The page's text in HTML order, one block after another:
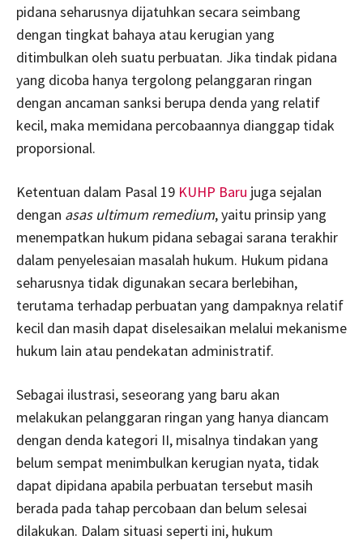
pidana seharusnya dijatuhkan secara seimbang
dengan tingkat bahaya atau kerugian yang
ditimbulkan oleh suatu perbuatan. Jika tindak pidana
yang dicoba hanya tergolong pelanggaran ringan
dengan ancaman sanksi berupa denda yang relatif
kecil, maka memidana percobaannya dianggap tidak
proporsional.
Ketentuan dalam Pasal 19 KUHP Baru juga sejalan
dengan asas ultimum remedium, yaitu prinsip yang
menempatkan hukum pidana sebagai sarana terakhir
dalam penyelesaian masalah hukum. Hukum pidana
seharusnya tidak digunakan secara berlebihan,
terutama terhadap perbuatan yang dampaknya relatif
kecil dan masih dapat diselesaikan melalui mekanisme
hukum lain atau pendekatan administratif.
Sebagai ilustrasi, seseorang yang baru akan
melakukan pelanggaran ringan yang hanya diancam
dengan denda kategori II, misalnya tindakan yang
belum sempat menimbulkan kerugian nyata, tidak
dapat dipidana apabila perbuatan tersebut masih
berada pada tahap percobaan dan belum selesai
dilakukan. Dalam situasi seperti ini, hukum